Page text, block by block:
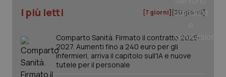
Tumori gastrointestinali
Ulcera & Reflusso
Vaccini
I più letti [7 giorni] [30 giorni]
Comparto Sanità. Firmato il contratto 2025-
2027. Aumenti fino a 240 euro per gli
infermieri, arriva il capitolo sull'IA e nuove
tutele per il personale
CookieScriptConsent
CookieScript
www.quotidianosanita.it